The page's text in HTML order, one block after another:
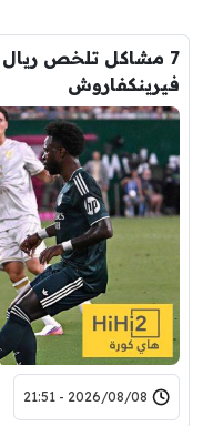
7 مشاكل تلخص ريال
فيرينكفاروش
2026/08/08 - 21:51